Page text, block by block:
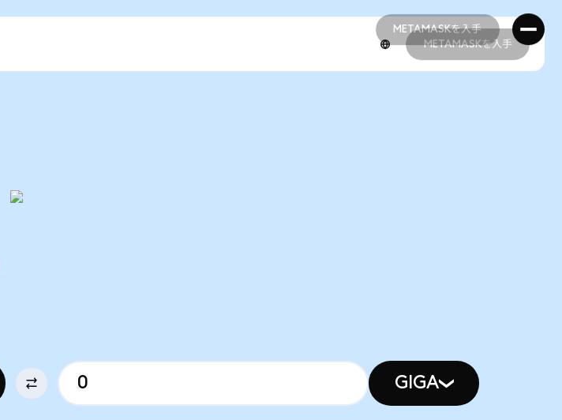
METAMASKを入手
METAMASKを入手
METAMASKを入手
GIGA